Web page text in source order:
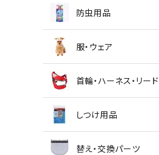
防虫用品
服・ウェア
首輪・ハーネス・リード
しつけ用品
替え・交換パーツ